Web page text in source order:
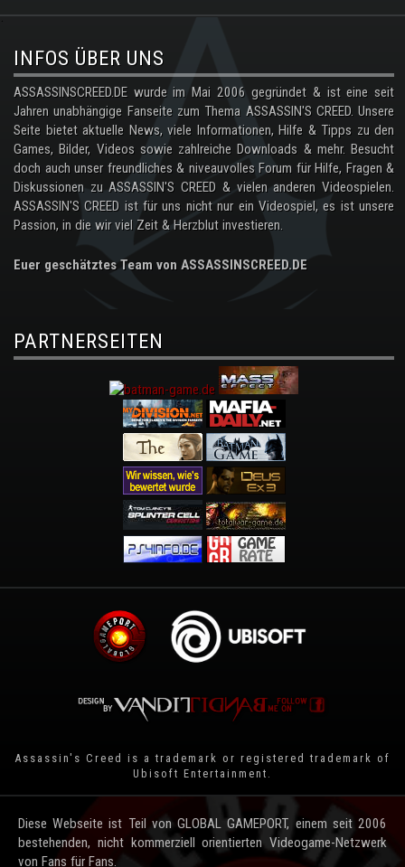
.
INFOS ÜBER UNS
ASSASSINSCREED.DE wurde im Mai 2006 gegründet & ist eine seit
Jahren unabhängige Fanseite zum Thema ASSASSIN'S CREED. Unsere
Seite bietet aktuelle News, viele Informationen, Hilfe & Tipps zu den
Games, Bilder, Videos sowie zahlreiche Downloads & mehr. Besucht
doch auch unser freundliches & niveauvolles Forum für Hilfe, Fragen &
Diskussionen zu ASSASSIN'S CREED & vielen anderen Videospielen.
ASSASSIN'S CREED ist für uns nicht nur ein Videospiel, es ist unsere
Passion, in die wir viel Zeit & Herzblut investieren.
Euer geschätztes Team von ASSASSINSCREED.DE
PARTNERSEITEN
Assassin's Creed is a trademark or registered trademark of
Ubisoft Entertainment .
Diese Webseite ist Teil von GLOBAL GAMEPORT, einem seit 2006
bestehenden, nicht kommerziell orientierten Videogame-Netzwerk
von Fans für Fans.